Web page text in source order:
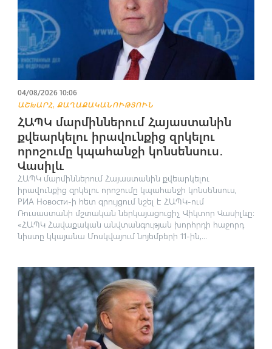
04/08/2026 10:06
ԱՇԽԱՐՀ, ՔԱՂԱՔԱԿԱՆՈՒԹՅՈՒՆ
ՀԱՊԿ մարմիններում Հայաստանին
քվեարկելու իրավունքից զրկելու
որոշումը կպահանջի կոնսենսուս․
Վասիլև
ՀԱՊԿ մարմիններում Հայաստանին քվեարկելու
իրավունքից զրկելու որոշումը կպահանջի կոնսենսուս,
РИА Новости-ի հետ զրույցում նշել է ՀԱՊԿ-ում
Ռուսաստանի մշտական ներկայացուցիչ Վիկտոր Վասիլևը։
«ՀԱՊԿ Հավաքական անվտանգության խորհրդի հաջորդ
նիստը կկայանա Մոսկվայում նոյեմբերի 11-ին,...